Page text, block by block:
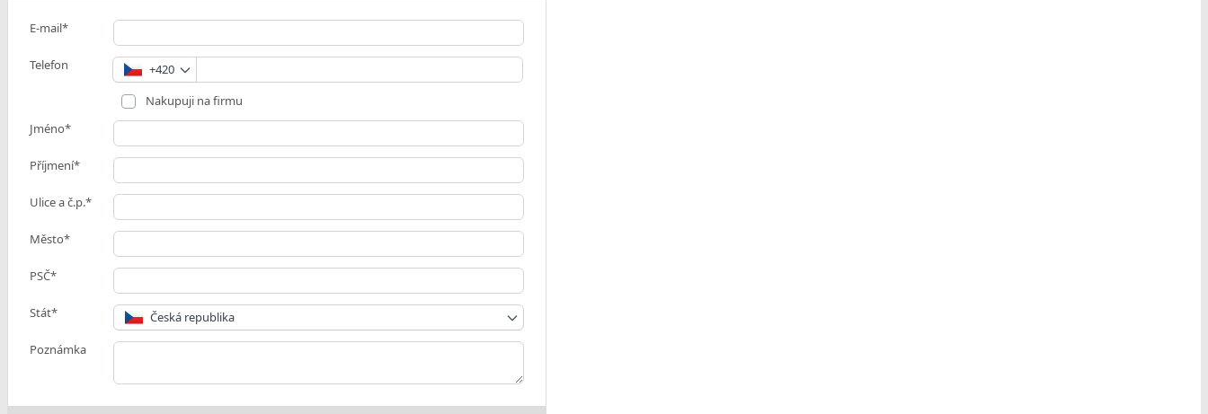
E-mail*
Telefon
+420
Nakupuji na firmu
Jméno*
Příjmení*
Ulice a č.p.*
Město*
PSČ*
Stát*
Česká republika
Poznámka